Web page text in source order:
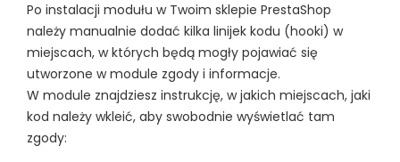
Po instalacji modułu w Twoim sklepie PrestaShop
należy manualnie dodać kilka linijek kodu (hooki) w
miejscach, w których będą mogły pojawiać się
utworzone w module zgody i informacje.
W module znajdziesz instrukcję, w jakich miejscach, jaki
kod należy wkleić, aby swobodnie wyświetlać tam
zgody: